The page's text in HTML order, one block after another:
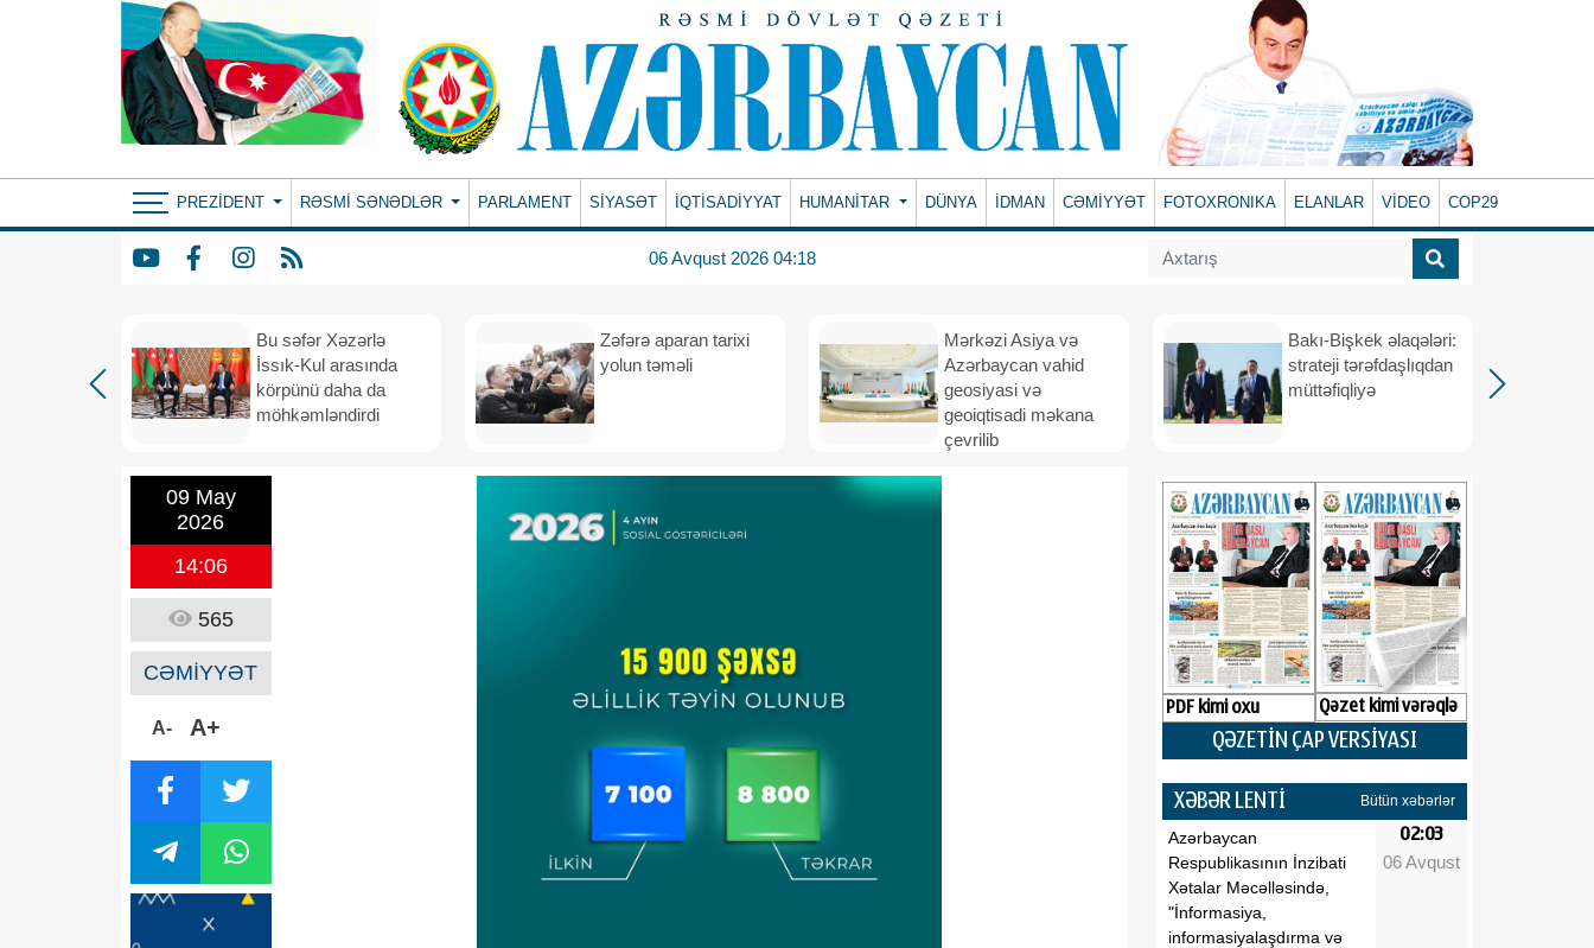
PREZIDENT RƏSMI SƏNƏDLƏR PARLAMENT SİYASƏT İQTİSADİYYAT HUMANITAR DÜNYA İDMAN CƏMİYYƏT FOTOXRONIKA ELANLAR VİDEO COP29
06 Avqust 2026 04:18
Bu səfər Xəzərlə
İssık-Kul arasında
körpünü daha da
möhkəmləndirdi
Zəfərə aparan tarixi
yolun təməli
Mərkəzi Asiya və
Azərbaycan vahid
geosiyasi və
geoiqtisadi məkana
çevrilib
Bakı-Bişkek əlaqələri:
strateji tərəfdaşlıqdan
müttəfiqliyə
09 May
2026
14:06
565
CƏMİYYƏT
A- A+
PDF kimi oxu Qəzet kimi vərəqlə
QƏZETİN ÇAP VERSİYASI
XƏBƏR LENTİ Bütün xəbərlər
Azərbaycan
Respublikasının İnzibati
Xətalar Məcəlləsində,
"İnformasiya,
informasiyalaşdırma və
02:03
06 Avqust